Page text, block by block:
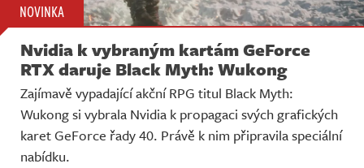
NOVINKA
Nvidia k vybraným kartám GeForce
RTX daruje Black Myth: Wukong
Zajímavě vypadající akční RPG titul Black Myth:
Wukong si vybrala Nvidia k propagaci svých grafických
karet GeForce řady 40. Právě k nim připravila speciální
nabídku.